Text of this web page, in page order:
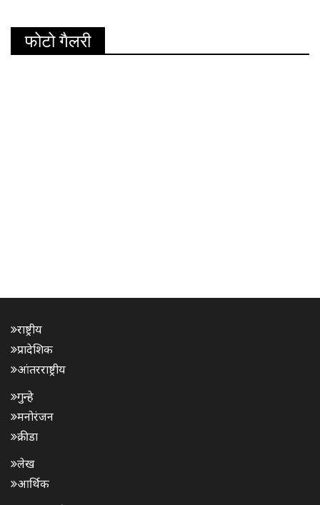
फोटो गैलरी
राष्ट्रीय
प्रादेशिक
आंतरराष्ट्रीय
गुन्हे
मनोरंजन
क्रीडा
लेख
आर्थिक